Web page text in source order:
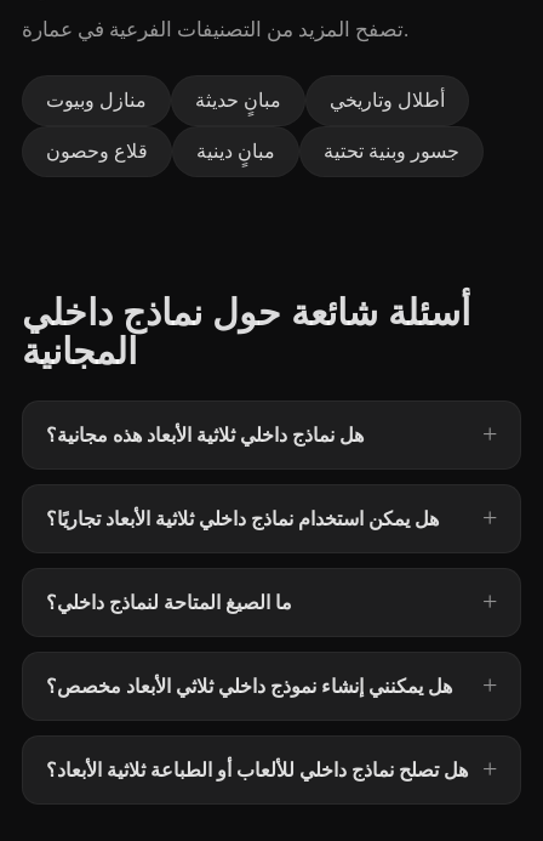
تصفح المزيد من التصنيفات الفرعية في عمارة.
منازل وبيوت مبانٍ حديثة أطلال وتاريخي
قلاع وحصون مبانٍ دينية جسور وبنية تحتية
أسئلة شائعة حول نماذج داخلي
المجانية
هل نماذج داخلي ثلاثية الأبعاد هذه مجانية؟
هل يمكن استخدام نماذج داخلي ثلاثية الأبعاد تجاريًا؟
ما الصيغ المتاحة لنماذج داخلي؟
هل يمكنني إنشاء نموذج داخلي ثلاثي الأبعاد مخصص؟
هل تصلح نماذج داخلي للألعاب أو الطباعة ثلاثية الأبعاد؟